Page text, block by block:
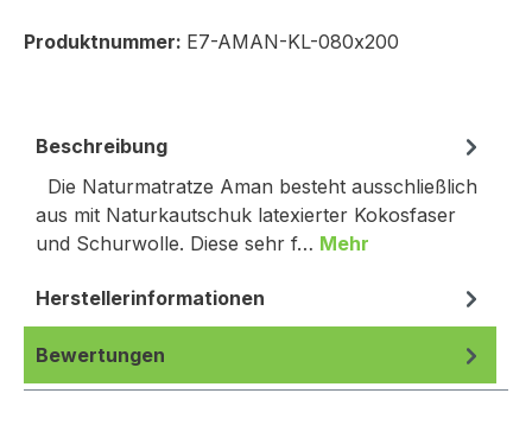
Produktnummer: E7-AMAN-KL-080x200
Beschreibung
Die Naturmatratze Aman besteht ausschließlich
aus mit Naturkautschuk latexierter Kokosfaser
und Schurwolle. Diese sehr f… Mehr
Herstellerinformationen
Bewertungen